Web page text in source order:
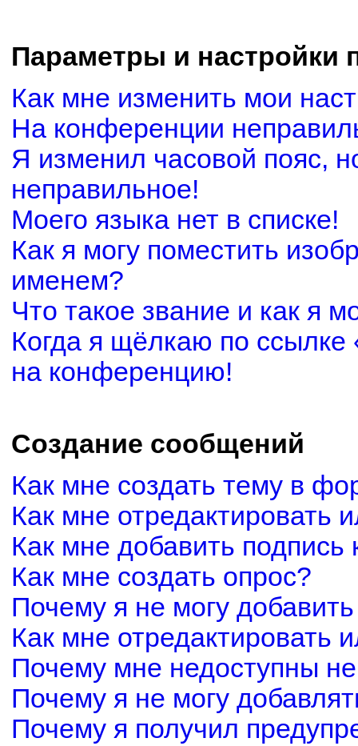
Параметры и настройки
Как мне изменить мои
На конференции
Я изменил часовой пояс,
неправильное!
Моего языка нет в списке!
Как я могу поместить
именем?
Что такое звание и как я
Когда я щёлкаю по ссылке
на конференцию!
Создание сообщений
Как мне создать тему в
Как мне отредактировать
Как мне добавить
Как мне создать опрос?
Почему я не могу
Как мне отредактировать
Почему мне недоступны
Почему я не могу
Почему я получил